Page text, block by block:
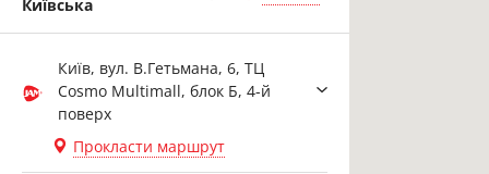
Київська
Київ, вул. В.Гетьмана, 6, ТЦ
Cosmo Multimall, блок Б, 4-й
поверх
Прокласти маршрут